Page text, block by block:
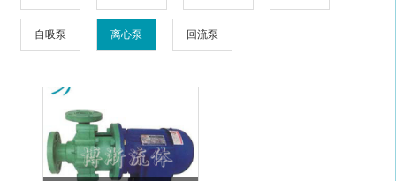
自吸泵 离心泵 回流泵